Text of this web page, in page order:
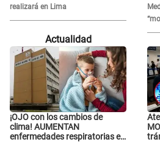
realizará en Lima
Actualidad
¡OJO con los cambios de
clima! AUMENTAN
enfermedades respiratorias en